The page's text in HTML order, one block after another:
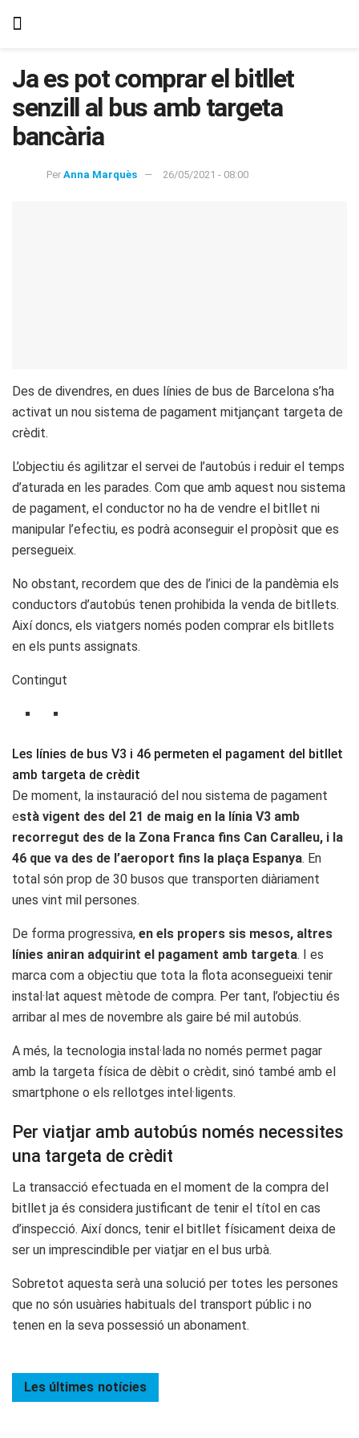
Ja es pot comprar el bitllet
senzill al bus amb targeta
bancària
Per Anna Marquès 26/05/2021 - 08:00
Des de divendres, en dues línies de bus de Barcelona s’ha
activat un nou sistema de pagament mitjançant targeta de
crèdit.
L’objectiu és agilitzar el servei de l’autobús i reduir el temps
d’aturada en les parades. Com que amb aquest nou sistema
de pagament, el conductor no ha de vendre el bitllet ni
manipular l’efectiu, es podrà aconseguir el propòsit que es
persegueix.
No obstant, recordem que des de l’inici de la pandèmia els
conductors d’autobús tenen prohibida la venda de bitllets.
Així doncs, els viatgers només poden comprar els bitllets
en els punts assignats.
Contingut
Les línies de bus V3 i 46 permeten el pagament del bitllet
amb targeta de crèdit
De moment, la instauració del nou sistema de pagament
està vigent des del 21 de maig en la línia V3 amb
recorregut des de la Zona Franca fins Can Caralleu, i la
46 que va des de l’aeroport fins la plaça Espanya. En
total són prop de 30 busos que transporten diàriament
unes vint mil persones.
De forma progressiva, en els propers sis mesos, altres
línies aniran adquirint el pagament amb targeta. I es
marca com a objectiu que tota la flota aconsegueixi tenir
instal·lat aquest mètode de compra. Per tant, l’objectiu és
arribar al mes de novembre als gaire bé mil autobús.
A més, la tecnologia instal·lada no només permet pagar
amb la targeta física de dèbit o crèdit, sinó també amb el
smartphone o els rellotges intel·ligents.
Per viatjar amb autobús només necessites
una targeta de crèdit
La transacció efectuada en el moment de la compra del
bitllet ja és considera justificant de tenir el títol en cas
d’inspecció. Així doncs, tenir el bitllet físicament deixa de
ser un imprescindible per viatjar en el bus urbà.
Sobretot aquesta serà una solució per totes les persones
que no són usuàries habituals del transport públic i no
tenen en la seva possessió un abonament.
Les últimes notícies